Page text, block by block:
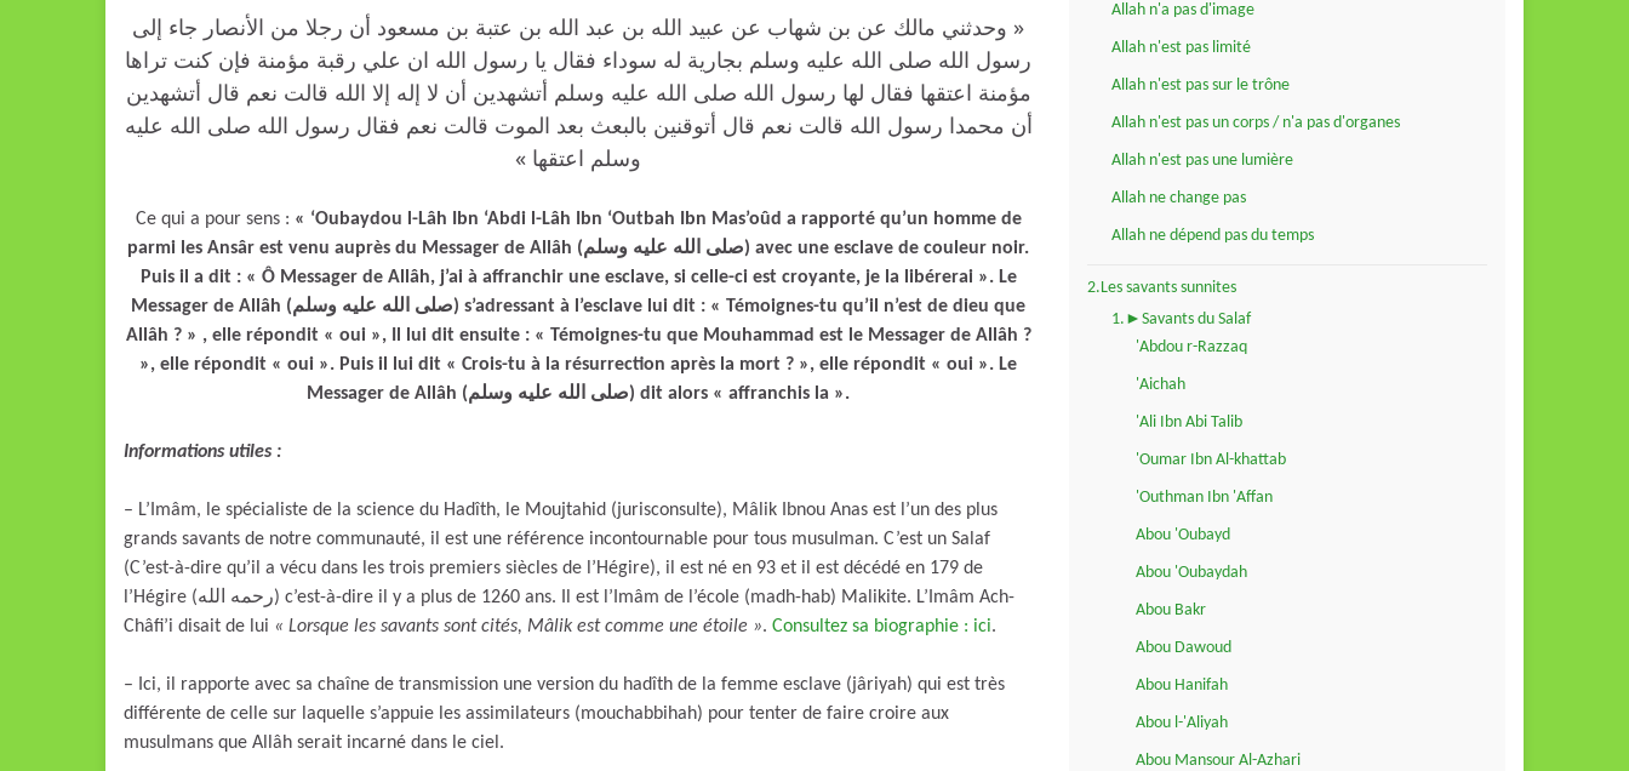
« وحدثني مالك عن بن شهاب عن عبيد الله بن عبد الله بن عتبة بن مسعود أن رجلا من الأنصار جاء إلى
رسول الله صلى الله عليه وسلم بجارية له سوداء فقال يا رسول الله ان علي رقبة مؤمنة فإن كنت تراها
مؤمنة اعتقها فقال لها رسول الله صلى الله عليه وسلم أتشهدين أن لا إله إلا الله قالت نعم قال أتشهدين
أن محمدا رسول الله قالت نعم قال أتوقنين بالبعث بعد الموت قالت نعم فقال رسول الله صلى الله عليه
وسلم اعتقها »
Ce qui a pour sens : « ‘Oubaydou l-Lâh Ibn ‘Abdi l-Lâh Ibn ‘Outbah Ibn Mas’oûd a rapporté qu’un homme de
parmi les Ansâr est venu auprès du Messager de Allâh (صلى الله عليه وسلم) avec une esclave de couleur noir.
Puis il a dit : « Ô Messager de Allâh, j’ai à affranchir une esclave, si celle-ci est croyante, je la libérerai ». Le
Messager de Allâh (صلى الله عليه وسلم) s’adressant à l’esclave lui dit : « Témoignes-tu qu’il n’est de dieu que
Allâh ? » , elle répondit « oui », Il lui dit ensuite : « Témoignes-tu que Mouhammad est le Messager de Allâh ?
», elle répondit « oui ». Puis il lui dit « Crois-tu à la résurrection après la mort ? », elle répondit « oui ». Le
Messager de Allâh (صلى الله عليه وسلم) dit alors « affranchis la ».
Informations utiles :
– L’Imâm, le spécialiste de la science du Hadîth, le Moujtahid (jurisconsulte), Mâlik Ibnou Anas est l’un des plus
grands savants de notre communauté, il est une référence incontournable pour tous musulman. C’est un Salaf
(C’est-à-dire qu’il a vécu dans les trois premiers siècles de l’Hégire), il est né en 93 et il est décédé en 179 de
l’Hégire (رحمه الله) c’est-à-dire il y a plus de 1260 ans. Il est l’Imâm de l’école (madh-hab) Malikite. L’Imâm Ach-
Châfi’i disait de lui « Lorsque les savants sont cités, Mâlik est comme une étoile ». Consultez sa biographie : ici.
– Ici, il rapporte avec sa chaîne de transmission une version du hadîth de la femme esclave (jâriyah) qui est très
différente de celle sur laquelle s’appuie les assimilateurs (mouchabbihah) pour tenter de faire croire aux
musulmans que Allâh serait incarné dans le ciel.
Allah n'a pas d'image
Allah n'est pas limité
Allah n'est pas sur le trône
Allah n'est pas un corps / n'a pas d'organes
Allah n'est pas une lumière
Allah ne change pas
Allah ne dépend pas du temps
2.Les savants sunnites
1.►Savants du Salaf
'Abdou r-Razzaq
'Aichah
'Ali Ibn Abi Talib
'Oumar Ibn Al-khattab
'Outhman Ibn 'Affan
Abou 'Oubayd
Abou 'Oubaydah
Abou Bakr
Abou Dawoud
Abou Hanifah
Abou l-'Aliyah
Abou Mansour Al-Azhari